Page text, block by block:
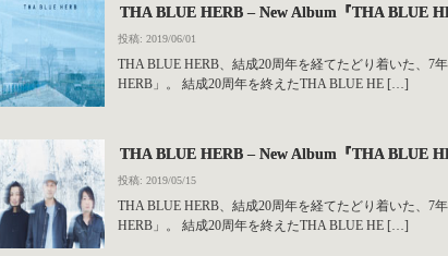
THA BLUE HERB – New Album『THA BLUE
投稿: 2019/06/01
THA BLUE HERB、結成20周年を経てたどり着いた、7
HERB」。 結成20周年を終えたTHA BLUE HE […]
THA BLUE HERB – New Album『THA BLUE
投稿: 2019/05/15
THA BLUE HERB、結成20周年を経てたどり着いた、7
HERB」。 結成20周年を終えたTHA BLUE HE […]